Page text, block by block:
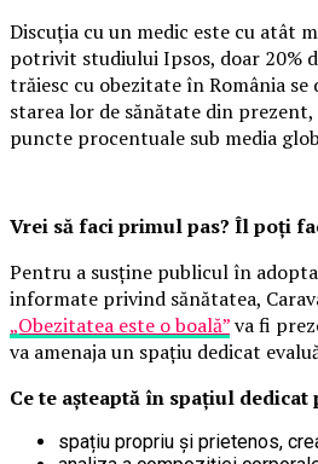
Discuția cu un medic este cu atât
potrivit studiului Ipsos, doar 20%
trăiesc cu obezitate în România
starea lor de sănătate din
puncte procentuale sub media
Vrei să faci primul pas? Îl poți
Pentru a susține publicul în
informate privind sănătatea,
„Obezitatea este o boală”va fi
va amenaja un spațiu dedicat
Ce te așteaptă în spațiul dedicat
spațiu propriu și prietenos,